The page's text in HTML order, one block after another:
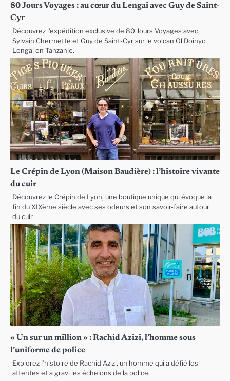
80 Jours Voyages : au cœur du Lengai avec Guy de Saint-
Cyr
Découvrez l’expédition exclusive de 80 Jours Voyages avec
Sylvain Chermette et Guy de Saint-Cyr sur le volcan Ol Doinyo
Lengai en Tanzanie.
Le Crépin de Lyon (Maison Baudière) : l’histoire vivante
du cuir
Découvrez le Crépin de Lyon, une boutique unique qui évoque la
fin du XIXème siècle avec ses odeurs et son savoir-faire autour
du cuir
« Un sur un million » : Rachid Azizi, l’homme sous
l’uniforme de police
Explorez l’histoire de Rachid Azizi, un homme qui a défié les
attentes et a gravi les échelons de la police.